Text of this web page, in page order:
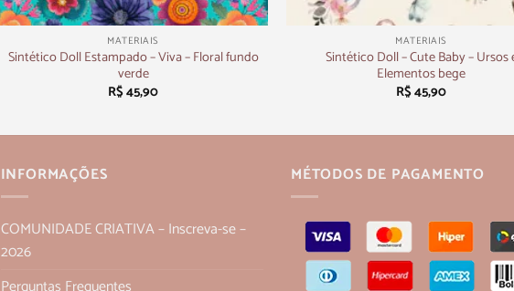
+
MATERIAIS
Sintético Doll Estampado – Viva – Floral fundo
verde
R$45,90
+
MATERIAIS
Sintético Doll – Cute Baby – Ursos
Elementos bege
R$45,90
INFORMAÇÕES
COMUNIDADE CRIATIVA – Inscreva-se –
2026
MÉTODOS DE PAGAMENTO